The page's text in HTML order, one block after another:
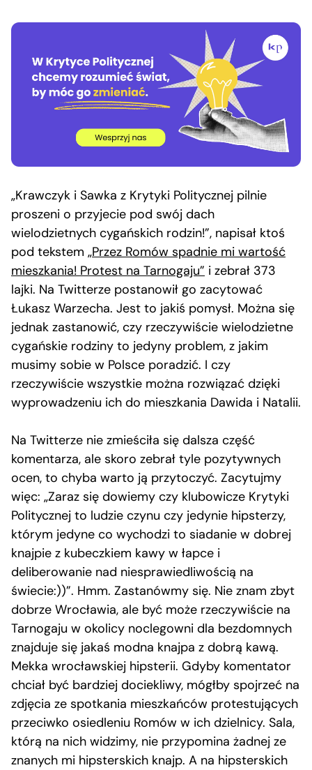
„Krawczyk i Sawka z Krytyki Politycznej pilnie
proszeni o przyjecie pod swój dach
wielodzietnych cygańskich rodzin!”, napisał ktoś
pod tekstem „Przez Romów spadnie mi wartość
mieszkania! Protest na Tarnogaju” i zebrał 373
lajki. Na Twitterze postanowił go zacytować
Łukasz Warzecha. Jest to jakiś pomysł. Można się
jednak zastanowić, czy rzeczywiście wielodzietne
cygańskie rodziny to jedyny problem, z jakim
musimy sobie w Polsce poradzić. I czy
rzeczywiście wszystkie można rozwiązać dzięki
wyprowadzeniu ich do mieszkania Dawida i Natalii.
Na Twitterze nie zmieściła się dalsza część
komentarza, ale skoro zebrał tyle pozytywnych
ocen, to chyba warto ją przytoczyć. Zacytujmy
więc: „Zaraz się dowiemy czy klubowicze Krytyki
Politycznej to ludzie czynu czy jedynie hipsterzy,
którym jedyne co wychodzi to siadanie w dobrej
knajpie z kubeczkiem kawy w łapce i
deliberowanie nad niesprawiedliwością na
świecie:))”. Hmm. Zastanówmy się. Nie znam zbyt
dobrze Wrocławia, ale być może rzeczywiście na
Tarnogaju w okolicy noclegowni dla bezdomnych
znajduje się jakaś modna knajpa z dobrą kawą.
Mekka wrocławskiej hipsterii. Gdyby komentator
chciał być bardziej dociekliwy, mógłby spojrzeć na
zdjęcia ze spotkania mieszkańców protestujących
przeciwko osiedleniu Romów w ich dzielnicy. Sala,
którą na nich widzimy, nie przypomina żadnej ze
znanych mi hipsterskich knajp. A na hipsterskich